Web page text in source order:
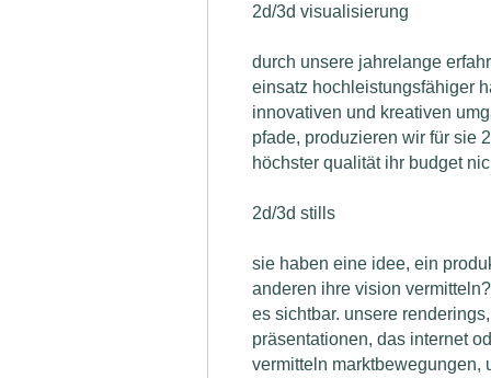
2d/3d visualisierung
durch unsere jahrelange
einsatz hochleistungsfähiger
innovativen und kreativen
pfade, produzieren wir für sie
höchster qualität ihr budget
2d/3d stills
sie haben eine idee, ein
anderen ihre vision
es sichtbar. unsere
präsentationen, das internet
vermitteln marktbewegungen,